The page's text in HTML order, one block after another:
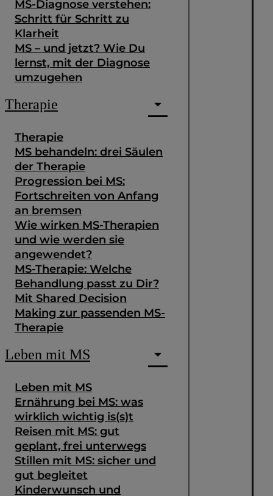
MS-Diagnose verstehen:
Schritt für Schritt zu
Klarheit
MS – und jetzt? Wie Du
lernst, mit der Diagnose
umzugehen
Therapie
Therapie
MS behandeln: drei Säulen
der Therapie
Progression bei MS:
Fortschreiten von Anfang
an bremsen
Wie wirken MS-Therapien
und wie werden sie
angewendet?
MS-Therapie: Welche
Behandlung passt zu Dir?
Mit Shared Decision
Making zur passenden MS-
Therapie
Leben mit MS
Leben mit MS
Ernährung bei MS: was
wirklich wichtig is(s)t
Reisen mit MS: gut
geplant, frei unterwegs
Stillen mit MS: sicher und
gut begleitet
Kinderwunsch und